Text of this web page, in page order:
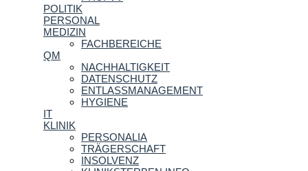
POLITIK
PERSONAL
MEDIZIN
FACHBEREICHE
QM
NACHHALTIGKEIT
DATENSCHUTZ
ENTLASSMANAGEMENT
HYGIENE
IT
KLINIK
PERSONALIA
TRÄGERSCHAFT
INSOLVENZ